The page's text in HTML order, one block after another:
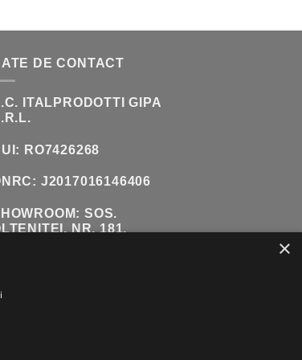
DE CONTACT
ITALPRODOTTI GIPA
RO7426268
J2017016146406
SOS.
NR. 181,
×